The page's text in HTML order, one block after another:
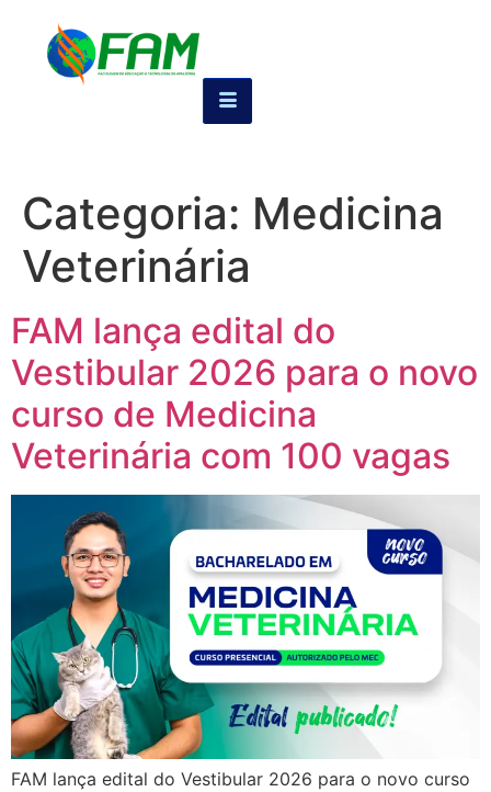
Categoria: Medicina
Veterinária
FAM lança edital do
Vestibular 2026 para o novo
curso de Medicina
Veterinária com 100 vagas
FAM lança edital do Vestibular 2026 para o novo curso